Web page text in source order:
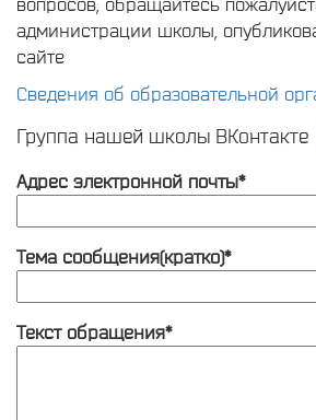
администрации школы,
сайте
Сведения об образовательной
Группа нашей школы ВКонтакте
Адрес электронной почты*
Тема сообщения(кратко)*
Текст обращения*